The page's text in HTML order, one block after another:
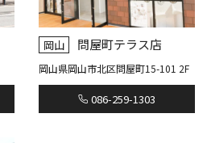
岡山 問屋町テラス店
岡山県岡山市北区問屋町15-101 2F
086-259-1303